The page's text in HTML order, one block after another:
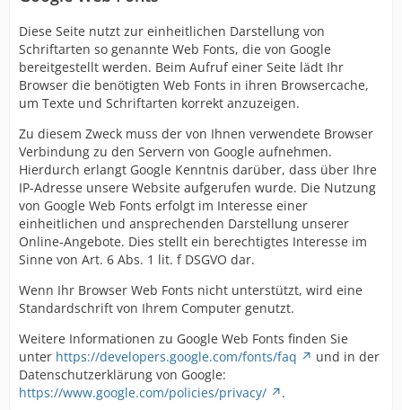
Diese Seite nutzt zur einheitlichen Darstellung von
Schriftarten so genannte Web Fonts, die von Google
bereitgestellt werden. Beim Aufruf einer Seite lädt Ihr
Browser die benötigten Web Fonts in ihren Browsercache,
um Texte und Schriftarten korrekt anzuzeigen.
Zu diesem Zweck muss der von Ihnen verwendete Browser
Verbindung zu den Servern von Google aufnehmen.
Hierdurch erlangt Google Kenntnis darüber, dass über Ihre
IP-Adresse unsere Website aufgerufen wurde. Die Nutzung
von Google Web Fonts erfolgt im Interesse einer
einheitlichen und ansprechenden Darstellung unserer
Online-Angebote. Dies stellt ein berechtigtes Interesse im
Sinne von Art. 6 Abs. 1 lit. f DSGVO dar.
Wenn Ihr Browser Web Fonts nicht unterstützt, wird eine
Standardschrift von Ihrem Computer genutzt.
Weitere Informationen zu Google Web Fonts finden Sie
unter https://developers.google.com/fonts/faq
und in der
Datenschutzerklärung von Google:
https://www.google.com/policies/privacy/
.